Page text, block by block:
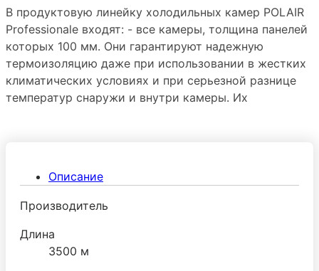
В продуктовую линейку холодильных камер POLAIR
Professionale входят: - все камеры, толщина панелей
которых 100 мм. Они гарантируют надежную
термоизоляцию даже при использовании в жестких
климатических условиях и при серьезной разнице
температур снаружи и внутри камеры. Их
Описание
Производитель
Длина
3500 м